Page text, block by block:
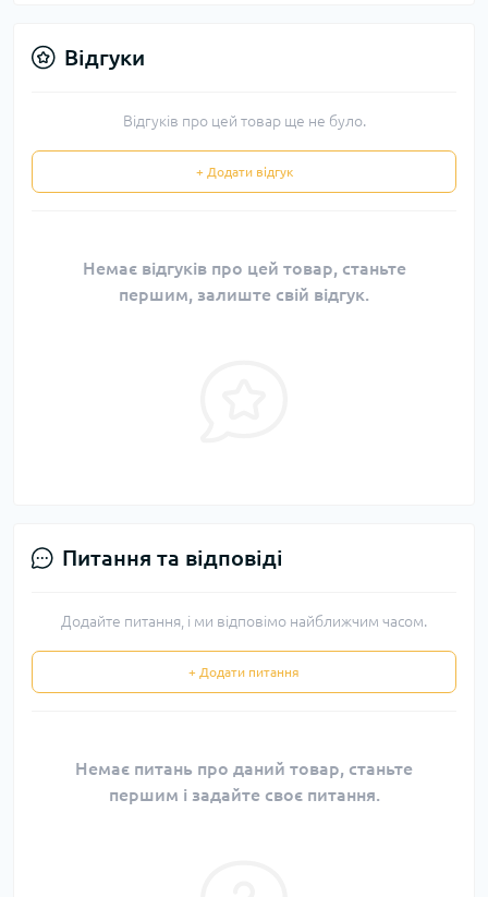
Відгуки
Відгуків про цей товар ще не було.
+ Додати відгук
Немає відгуків про цей товар, станьте
першим, залиште свій відгук.
Питання та відповіді
Додайте питання, і ми відповімо найближчим часом.
+ Додати питання
Немає питань про даний товар, станьте
першим і задайте своє питання.